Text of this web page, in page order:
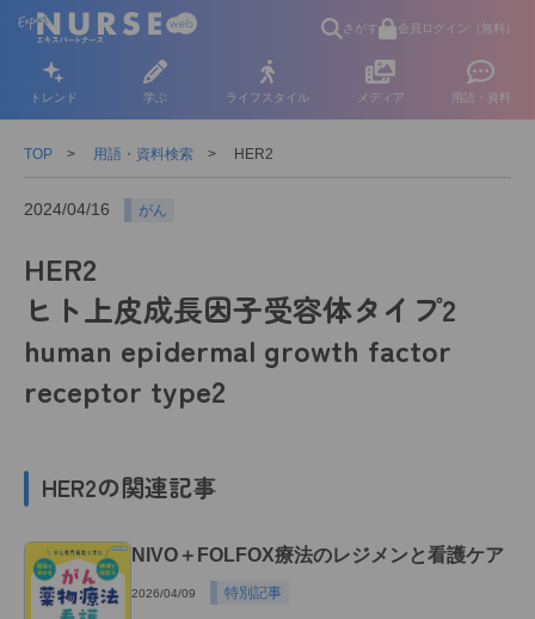
さがす 会員ログイン（無料）
トレンド 学ぶ ライフスタイル メディア 用語・資料
TOP 用語・資料検索 HER2
2024/04/16 がん
HER2
ヒト上皮成長因子受容体タイプ2
human epidermal growth factor
receptor type2
HER2の関連記事
NIVO＋FOLFOX療法のレジメンと看護ケア
2026/04/09 特別記事